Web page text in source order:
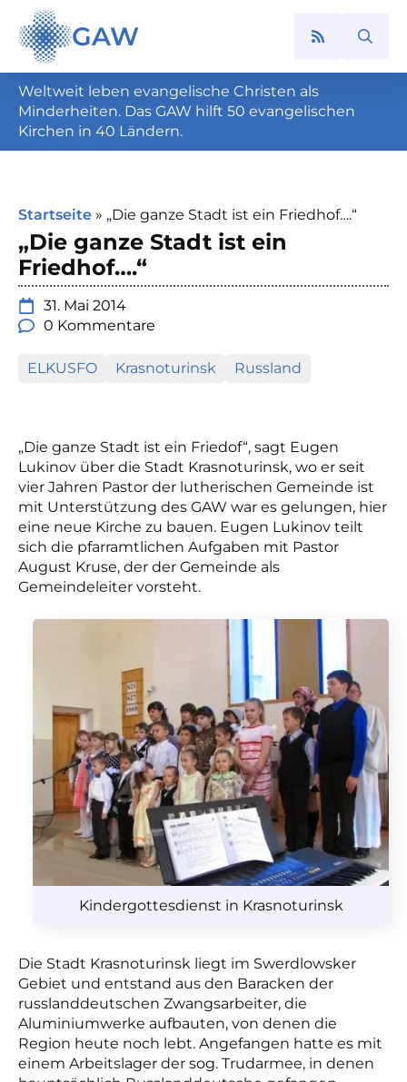
GAW
Search
Weltweit leben evangelische Christen als
Minderheiten. Das GAW hilft 50 evangelischen
Kirchen in 40 Ländern.
Startseite » „Die ganze Stadt ist ein Friedhof….“
„Die ganze Stadt ist ein
Friedhof….“
31. Mai 2014
0 Kommentare
ELKUSFO Krasnoturinsk Russland
„Die ganze Stadt ist ein Friedof“, sagt Eugen
Lukinov über die Stadt Krasnoturinsk, wo er seit
vier Jahren Pastor der lutherischen Gemeinde ist
mit Unterstützung des GAW war es gelungen, hier
eine neue Kirche zu bauen. Eugen Lukinov teilt
sich die pfarramtlichen Aufgaben mit Pastor
August Kruse, der der Gemeinde als
Gemeindeleiter vorsteht.
Kindergottesdienst in Krasnoturinsk
Die Stadt Krasnoturinsk liegt im Swerdlowsker
Gebiet und entstand aus den Baracken der
russlanddeutschen Zwangsarbeiter, die
Aluminiumwerke aufbauten, von denen die
Region heute noch lebt. Angefangen hatte es mit
einem Arbeitslager der sog. Trudarmee, in denen